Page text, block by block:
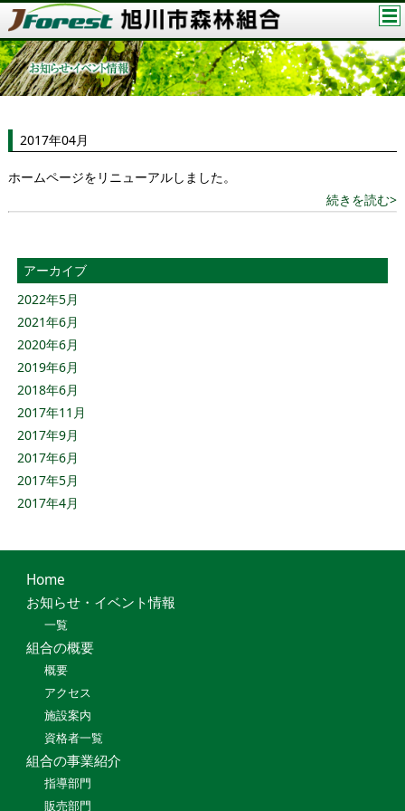
2017年04月
ホームページをリニューアルしました。
続きを読む>
アーカイブ
2022年5月
2021年6月
2020年6月
2019年6月
2018年6月
2017年11月
2017年9月
2017年6月
2017年5月
2017年4月
Home
お知らせ・イベント情報
一覧
組合の概要
概要
アクセス
施設案内
資格者一覧
組合の事業紹介
指導部門
販売部門